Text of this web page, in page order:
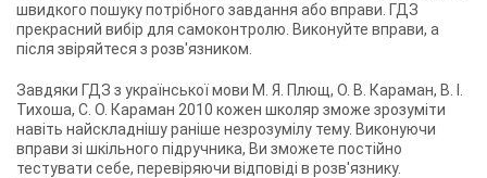
швидкого пошуку потрібного завдання або вправи. ГДЗ
прекрасний вибір для самоконтролю. Виконуйте вправи, а
після звіряйтеся з розв'язником.
Завдяки ГДЗ з української мови М. Я. Плющ, О. В. Караман, В. І.
Тихоша, С. О. Караман 2010 кожен школяр зможе зрозуміти
навіть найскладнішу раніше незрозумілу тему. Виконуючи
вправи зі шкільного підручника, Ви зможете постійно
тестувати себе, перевіряючи відповіді в розв'язнику.